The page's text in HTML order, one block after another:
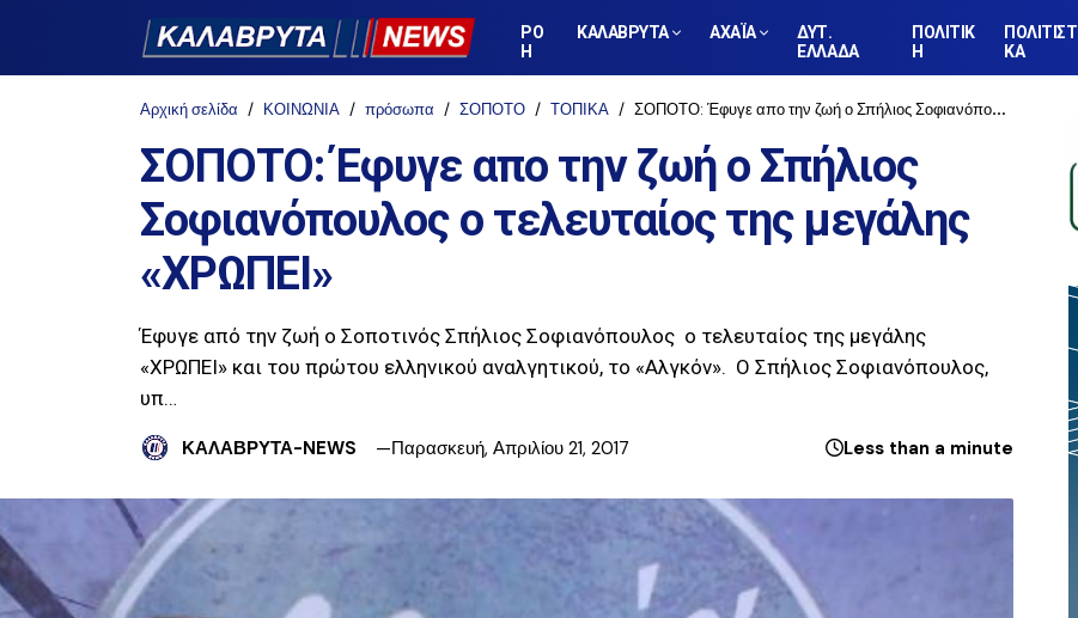
ΡΟ
Η
ΚΑΛΑΒΡΥΤΑ ΑΧΑΪΑ
ΔΥΤ.
ΕΛΛΑΔΑ
ΠΟΛΙΤΙΚ
Η
ΠΟΛΙΤΙΣΤΙ
ΚΑ
Αρχική σελίδα ΚΟΙΝΩΝΙΑ πρόσωπα ΣΟΠΟΤΟ ΤΟΠΙΚΑ ΣΟΠΟΤΟ: Έφυγε απο την ζωή ο Σπήλιος Σοφιανόπουλος ο τελευταίος της μεγάλης «ΧΡΩΠΕΙ»
ΣΟΠΟΤΟ: Έφυγε απο την ζωή ο Σπήλιος
Σοφιανόπουλος ο τελευταίος της μεγάλης
«ΧΡΩΠΕΙ»
Έφυγε από την ζωή ο Σοποτινός Σπήλιος Σοφιανόπουλος ο τελευταίος της μεγάλης
«ΧΡΩΠΕΙ» και του πρώτου ελληνικού αναλγητικού, το «Αλγκόν». Ο Σπήλιος Σοφιανόπουλος,
υπ…
ΚΑΛΑΒΡΥΤΑ-NEWS Παρασκευή, Απριλίου 21, 2017 Less than a minute